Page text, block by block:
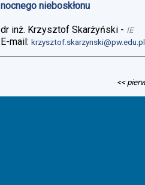
nocnego nieboskłonu
dr inż. Krzysztof Skarżyński - IE
E-mail:krzysztof.skarzynski@pw.edu.pl
<<